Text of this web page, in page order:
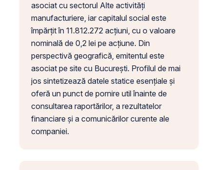
asociat cu sectorul Alte activități
manufacturiere, iar capitalul social este
împărțit în 11.812.272 acțiuni, cu o valoare
nominală de 0,2 lei pe acțiune. Din
perspectivă geografică, emitentul este
asociat pe site cu București. Profilul de mai
jos sintetizează datele statice esențiale și
oferă un punct de pornire util înainte de
consultarea raportărilor, a rezultatelor
financiare și a comunicărilor curente ale
companiei.